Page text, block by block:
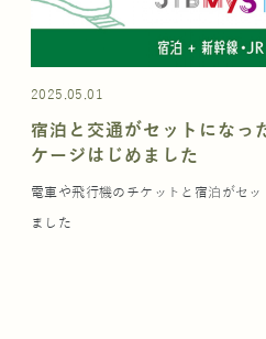
2025.05.01
宿泊と交通がセットになっ
ケージはじめました
電車や飛行機のチケットと宿泊がセ
ました